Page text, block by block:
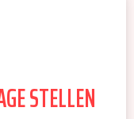
STELLEN